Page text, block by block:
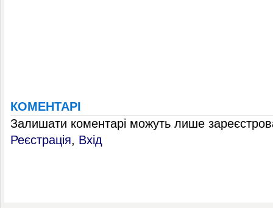
КОМЕНТАРІ
Залишати коментарі можуть лише
Реєстрація, Вхід